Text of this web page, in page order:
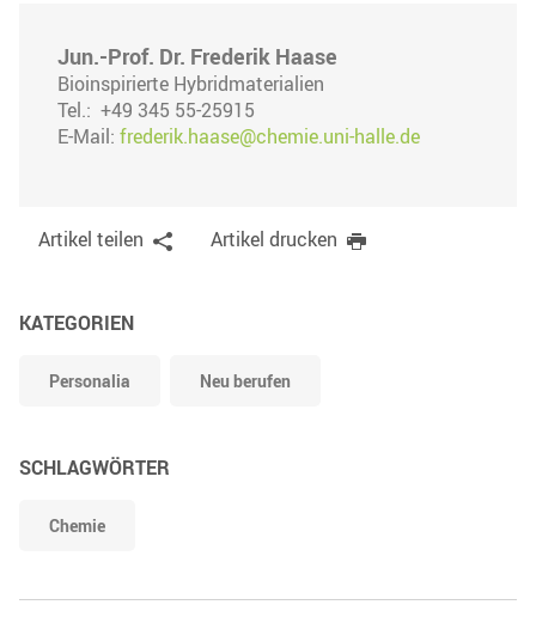
Jun.-Prof. Dr. Frederik Haase
Bioinspirierte Hybridmaterialien
Tel.: +49 345 55-25915
E-Mail: frederik.haase@chemie.uni-halle.de
Artikel teilen Artikel drucken
KATEGORIEN
Personalia Neu berufen
SCHLAGWÖRTER
Chemie